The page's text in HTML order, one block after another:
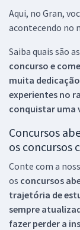
Aqui, no Gran,
acontecendo no
Saiba quais são
concurso e
muita
experientes no
conquistar uma
Concursos
os concursos
Conte com a
os concursos
trajetória de
sempre
fazer perder a